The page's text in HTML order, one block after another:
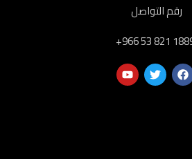
رقم التواصل
‎+966 53 821